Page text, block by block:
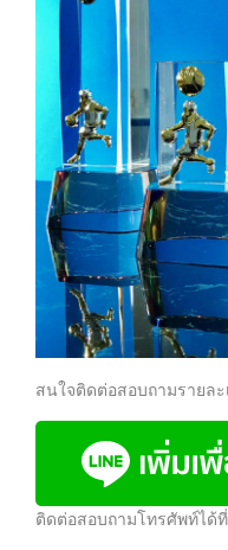
สนใจติดต่อสอบถามรายละ
ติดต่อสอบถามโทรศัพท์ได้ที่